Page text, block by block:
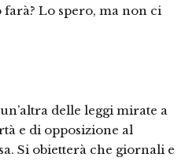
Lo spero, ma non ci
delle leggi mirate a
e di opposizione al
Si obietterà che giornali e